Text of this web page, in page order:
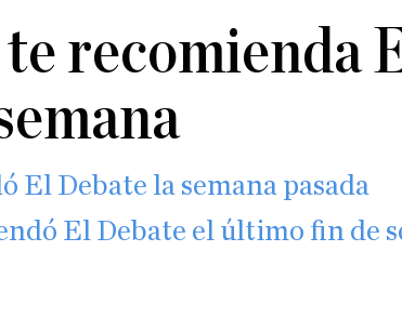
recomienda
El Debate la semana pasada
El Debate el último fin de